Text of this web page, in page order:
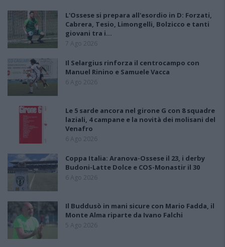
L'Ossese si prepara all'esordio in D: Forzati,
Cabrera, Tesio, Limongelli, Bolzicco e tanti
giovani tra i…
7 Ago 2026
Il Selargius rinforza il centrocampo con
Manuel Rinino e Samuele Vacca
6 Ago 2026
Le 5 sarde ancora nel girone G con 8 squadre
laziali, 4 campane e la novità dei molisani del
Venafro
6 Ago 2026
Coppa Italia: Aranova-Ossese il 23, i derby
Budoni-Latte Dolce e COS-Monastir il 30
6 Ago 2026
Il Buddusò in mani sicure con Mario Fadda, il
Monte Alma riparte da Ivano Falchi
5 Ago 2026